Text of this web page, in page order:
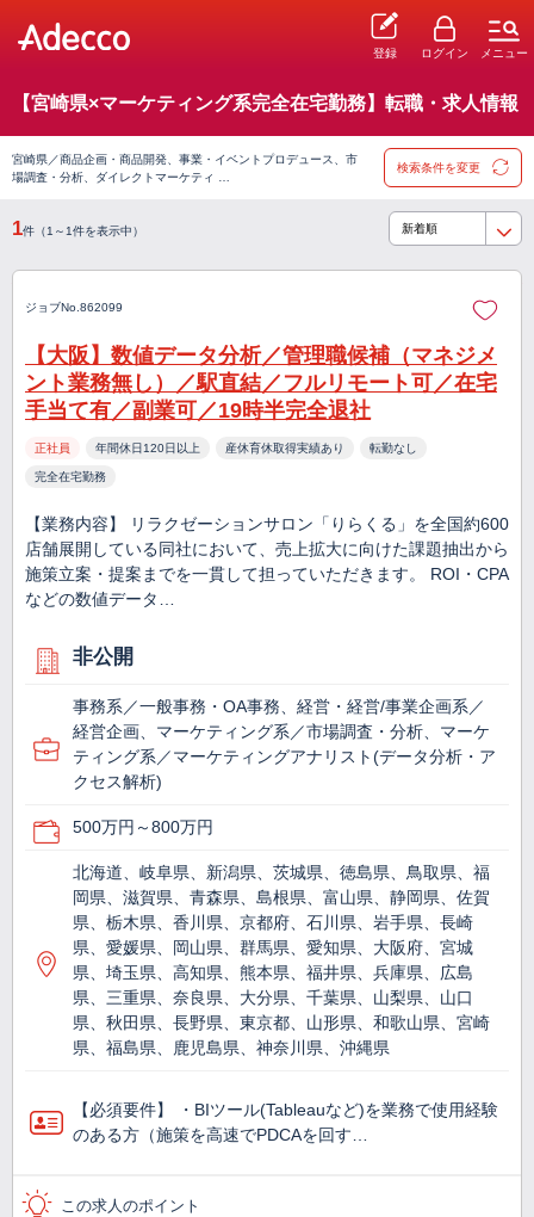
登録 ログイン メニュー
【宮崎県×マーケティング系完全在宅勤務】転職・求人情報
宮崎県／商品企画・商品開発、事業・イベントプロデュース、市
場調査・分析、ダイレクトマーケティ …
検索条件を変更
1件（1～1件を表示中）
ジョブNo.862099
【大阪】数値データ分析／管理職候補（マネジメ
ント業務無し）／駅直結／フルリモート可／在宅
手当て有／副業可／19時半完全退社
正社員 年間休日120日以上 産休育休取得実績あり 転勤なし
完全在宅勤務
【業務内容】 リラクゼーションサロン「りらくる」を全国約600
店舗展開している同社において、売上拡大に向けた課題抽出から
施策立案・提案までを一貫して担っていただきます。 ROI・CPA
などの数値データ…
非公開
事務系／一般事務・OA事務、経営・経営/事業企画系／
経営企画、マーケティング系／市場調査・分析、マーケ
ティング系／マーケティングアナリスト(データ分析・ア
クセス解析)
500万円～800万円
北海道、岐阜県、新潟県、茨城県、徳島県、鳥取県、福
岡県、滋賀県、青森県、島根県、富山県、静岡県、佐賀
県、栃木県、香川県、京都府、石川県、岩手県、長崎
県、愛媛県、岡山県、群馬県、愛知県、大阪府、宮城
県、埼玉県、高知県、熊本県、福井県、兵庫県、広島
県、三重県、奈良県、大分県、千葉県、山梨県、山口
県、秋田県、長野県、東京都、山形県、和歌山県、宮崎
県、福島県、鹿児島県、神奈川県、沖縄県
【必須要件】 ・BIツール(Tableauなど)を業務で使⽤経験
のある方（施策を高速でPDCAを回す…
この求人のポイント